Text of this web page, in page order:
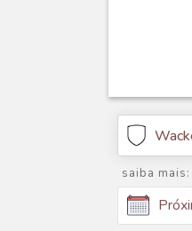
saiba mais: